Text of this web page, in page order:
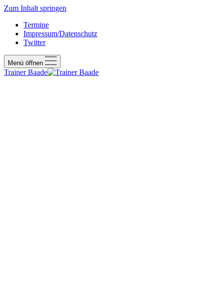
Zum Inhalt springen
Termine
Impressum/Datenschutz
Twitter
Menü öffnen
Trainer Baade